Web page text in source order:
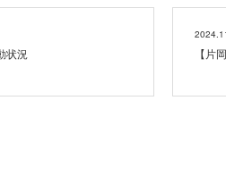
状況 【片